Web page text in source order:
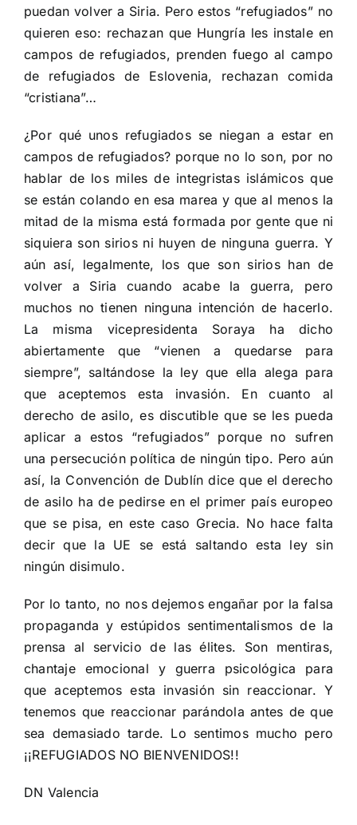
puedan volver a Siria. Pero estos “refugiados” no
quieren eso: rechazan que Hungría les instale en
campos de refugiados, prenden fuego al campo
de refugiados de Eslovenia, rechazan comida
“cristiana”…
¿Por qué unos refugiados se niegan a estar en
campos de refugiados? porque no lo son, por no
hablar de los miles de integristas islámicos que
se están colando en esa marea y que al menos la
mitad de la misma está formada por gente que ni
siquiera son sirios ni huyen de ninguna guerra. Y
aún así, legalmente, los que son sirios han de
volver a Siria cuando acabe la guerra, pero
muchos no tienen ninguna intención de hacerlo.
La misma vicepresidenta Soraya ha dicho
abiertamente que “vienen a quedarse para
siempre”, saltándose la ley que ella alega para
que aceptemos esta invasión. En cuanto al
derecho de asilo, es discutible que se les pueda
aplicar a estos “refugiados” porque no sufren
una persecución política de ningún tipo. Pero aún
así, la Convención de Dublín dice que el derecho
de asilo ha de pedirse en el primer país europeo
que se pisa, en este caso Grecia. No hace falta
decir que la UE se está saltando esta ley sin
ningún disimulo.
Por lo tanto, no nos dejemos engañar por la falsa
propaganda y estúpidos sentimentalismos de la
prensa al servicio de las élites. Son mentiras,
chantaje emocional y guerra psicológica para
que aceptemos esta invasión sin reaccionar. Y
tenemos que reaccionar parándola antes de que
sea demasiado tarde. Lo sentimos mucho pero
¡¡REFUGIADOS NO BIENVENIDOS!!
DN Valencia